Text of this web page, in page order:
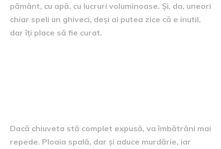
pământ, cu apă, cu lucruri voluminoase. Și, da, uneori
chiar speli un ghiveci, deși ai putea zice că e inutil,
dar îți place să fie curat.
Dacă chiuveta stă complet expusă, va îmbătrâni mai
repede. Ploaia spală, dar și aduce murdărie, iar